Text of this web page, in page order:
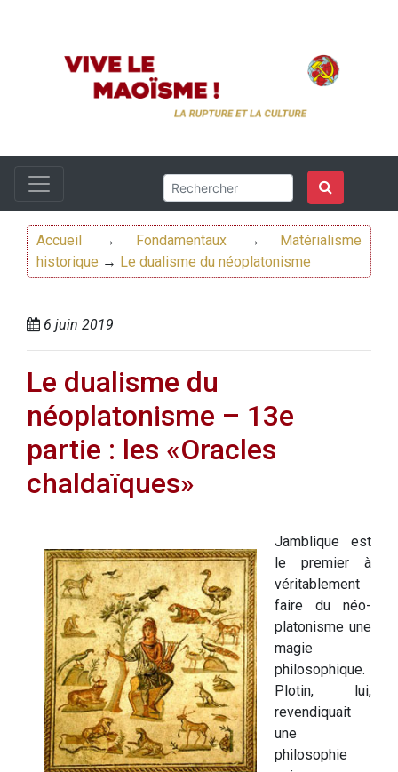
Accueil → Fondamentaux→
Matérialisme
historique → Le dualisme du néoplatonisme
6 juin 2019
Le dualisme du
néoplatonisme – 13e
partie : les «Oracles
chaldaïques»
Jamblique est
le premier à
véritablement
faire du néo-
platonisme une
magie
philosophique.
Plotin, lui,
revendiquait
une
philosophie